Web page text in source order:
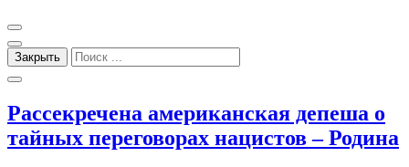
Закрыть
Рассекречена американская депеша о
тайных переговорах нацистов – Родина